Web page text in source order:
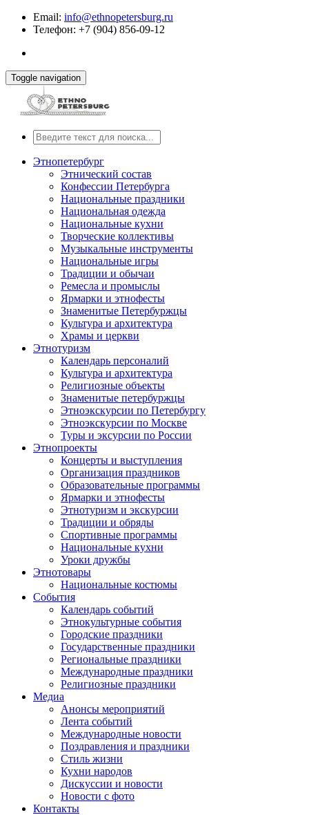
Email: info@ethnopetersburg.ru
Телефон: +7 (904) 856-09-12
Toggle navigation
Этнопетербург
Этнический состав
Конфессии Петербурга
Национальные праздники
Национальная одежда
Национальные кухни
Творческие коллективы
Музыкальные инструменты
Национальные игры
Традиции и обычаи
Ремесла и промыслы
Ярмарки и этнофесты
Знаменитые Петербуржцы
Культура и архитектура
Храмы и церкви
Этнотуризм
Календарь персоналий
Культура и архитектура
Религиозные объекты
Знаменитые петербуржцы
Этноэкскурсии по Петербургу
Этноэкскурсии по Москве
Туры и эксурсии по России
Этнопроекты
Концерты и выступления
Организация праздников
Образовательные программы
Ярмарки и этнофесты
Этнотуризм и экскурсии
Традиции и обряды
Спортивные программы
Национальные кухни
Уроки дружбы
Этнотовары
Национальные костюмы
События
Календарь событий
Этнокультурные события
Городские праздники
Государственные праздники
Региональные праздники
Международные праздники
Религиозные праздники
Медиа
Анонсы мероприятий
Лента событий
Международные новости
Поздравления и праздники
Cтиль жизни
Кухни народов
Дискуссии и новости
Новости с фото
Контакты